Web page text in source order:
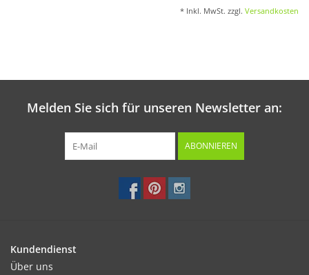
* Inkl. MwSt. zzgl. Versandkosten
Melden Sie sich für unseren Newsletter an:
ABONNIEREN
Kundendienst
Über uns